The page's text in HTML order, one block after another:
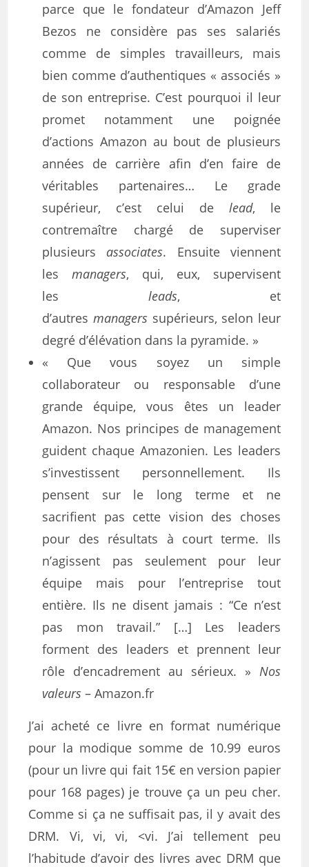
parce que le fondateur d’Amazon Jeff
Bezos ne considère pas ses salariés
comme de simples travailleurs, mais
bien comme d’authentiques « associés »
de son entreprise. C’est pourquoi il leur
promet notamment une poignée
d’actions Amazon au bout de plusieurs
années de carrière afin d’en faire de
véritables partenaires… Le grade
supérieur, c’est celui de lead, le
contremaître chargé de superviser
plusieurs associates. Ensuite viennent
lesmanagers, qui, eux, supervisent
les leads, et
d’autres managers supérieurs, selon leur
degré d’élévation dans la pyramide. »
« Que vous soyez un simple
collaborateur ou responsable d’une
grande équipe, vous êtes un leader
Amazon. Nos principes de management
guident chaque Amazonien. Les leaders
s’investissent personnellement. Ils
pensent sur le long terme et ne
sacrifient pas cette vision des choses
pour des résultats à court terme. Ils
n’agissent pas seulement pour leur
équipe mais pour l’entreprise tout
entière. Ils ne disent jamais : “Ce n’est
pas mon travail.” […] Les leaders
forment des leaders et prennent leur
rôle d’encadrement au sérieux. » Nos
valeurs – Amazon.fr
J’ai acheté ce livre en format numérique
pour la modique somme de 10.99 euros
(pour un livre qui fait 15€ en version papier
pour 168 pages) je trouve ça un peu cher.
Comme si ça ne suffisait pas, il y avait des
DRM. Vi, vi, vi, <vi. J’ai tellement peu
l’habitude d’avoir des livres avec DRM que